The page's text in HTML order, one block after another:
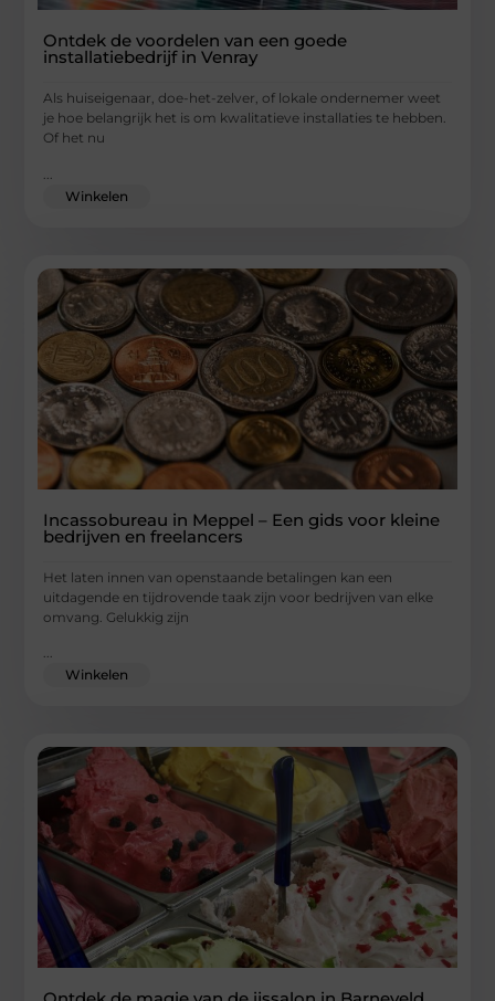
Ontdek de voordelen van een goede
installatiebedrijf in Venray
Als huiseigenaar, doe-het-zelver, of lokale ondernemer weet
je hoe belangrijk het is om kwalitatieve installaties te hebben.
Of het nu
Winkelen
Incassobureau in Meppel – Een gids voor kleine
bedrijven en freelancers
Het laten innen van openstaande betalingen kan een
uitdagende en tijdrovende taak zijn voor bedrijven van elke
omvang. Gelukkig zijn
...
Winkelen